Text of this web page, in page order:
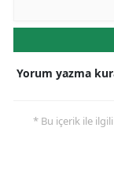
Yorum yazma
* Bu içerik ile